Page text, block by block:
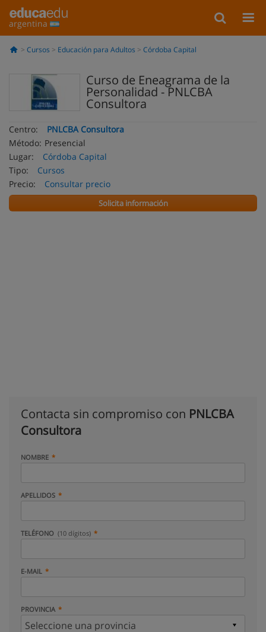
argentina
Cursos Educación para Adultos Córdoba Capital
Curso de Eneagrama de la
Personalidad - PNLCBA
Consultora
Centro:
PNLCBA Consultora
Método: Presencial
Lugar:
Córdoba Capital
Tipo:
Cursos
Precio:
Consultar precio
Solicita información
Contacta sin compromiso con PNLCBA
Consultora
NOMBRE
APELLIDOS
TELÉFONO (10 dígitos)
E-MAIL
PROVINCIA